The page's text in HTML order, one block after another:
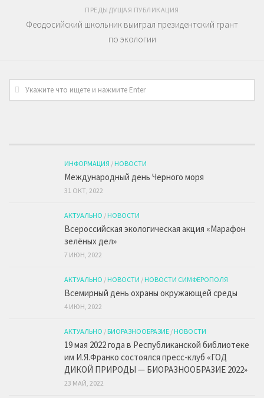
ПРЕДЫДУЩАЯ ПУБЛИКАЦИЯ
Феодосийский школьник выиграл президентский грант
по экологии
ИНФОРМАЦИЯ /НОВОСТИ
Международный день Черного моря
31 ОКТ, 2022
АКТУАЛЬНО /НОВОСТИ
Всероссийская экологическая акция «Марафон
зелёных дел»
7 ИЮН, 2022
АКТУАЛЬНО /НОВОСТИ /НОВОСТИ СИМФЕРОПОЛЯ
Всемирный день охраны окружающей среды
4 ИЮН, 2022
АКТУАЛЬНО /БИОРАЗНООБРАЗИЕ /НОВОСТИ
19 мая 2022 года в Республиканской библиотеке
им И.Я.Франко состоялся пресс-клуб «ГОД
ДИКОЙ ПРИРОДЫ — БИОРАЗНООБРАЗИЕ 2022»
23 МАЙ, 2022